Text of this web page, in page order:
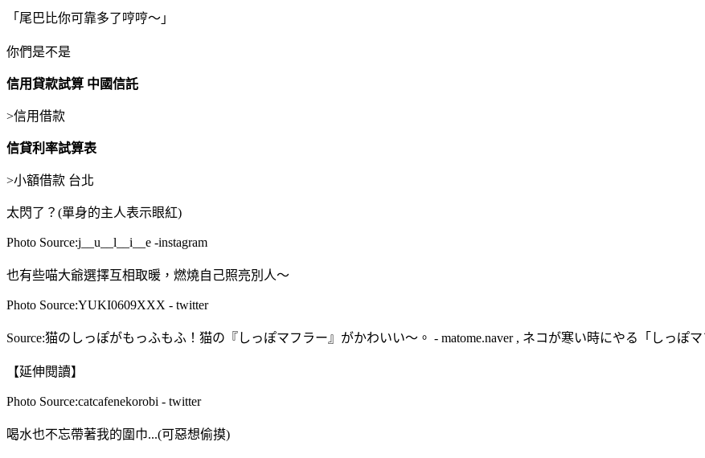
「尾巴比你可靠多了哼哼～」
你們是不是
信用貸款試算 中國信託
>信用借款
信貸利率試算表
>小額借款 台北
太閃了？(單身的主人表示眼紅)
Photo Source:j__u__l__i__e -instagram
也有些喵大爺選擇互相取暖，燃燒自己照亮別人～
Photo Source:YUKI0609XXX - twitter
Source:猫のしっぽがもっふもふ！猫の『しっぽマフラー』がかわいい～。 - matome.naver , ネコが寒い時にやる「しっぽ
【延伸閱讀】
Photo Source:catcafenekorobi - twitter
喝水也不忘帶著我的圍巾...(可惡想偷摸)